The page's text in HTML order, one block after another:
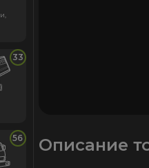
Описание
33
56